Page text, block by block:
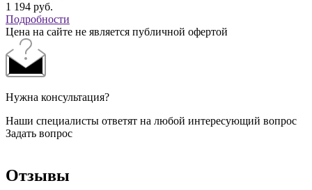
1 194 руб.
Подробности
Цена на сайте не является публичной офертой
Нужна консультация?
Наши специалисты ответят на любой интересующий вопрос
Задать вопрос
Отзывы